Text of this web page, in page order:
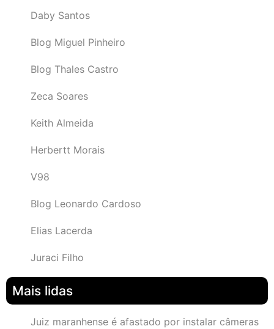
Daby Santos
Blog Miguel Pinheiro
Blog Thales Castro
Zeca Soares
Keith Almeida
Herbertt Morais
V98
Blog Leonardo Cardoso
Elias Lacerda
Juraci Filho
Mais lidas
Juiz maranhense é afastado por instalar câmeras